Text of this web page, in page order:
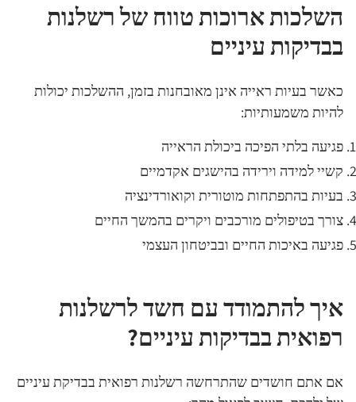
השלכות ארוכות טווח של רשלנות
בבדיקות עיניים
כאשר בעיות ראייה אינן מאובחנות בזמן, ההשלכות יכולות
להיות משמעותיות:
פגיעה בלתי הפיכה ביכולת הראייה
קשיי למידה וירידה בהישגים אקדמיים
בעיות בהתפתחות מוטורית וקואורדינציה
צורך בטיפולים מורכבים ויקרים בהמשך החיים
פגיעה באיכות החיים ובביטחון העצמי
איך להתמודד עם חשד לרשלנות
רפואית בבדיקות עיניים?
אם אתם חושדים שהתרחשה רשלנות רפואית בבדיקת עיניים